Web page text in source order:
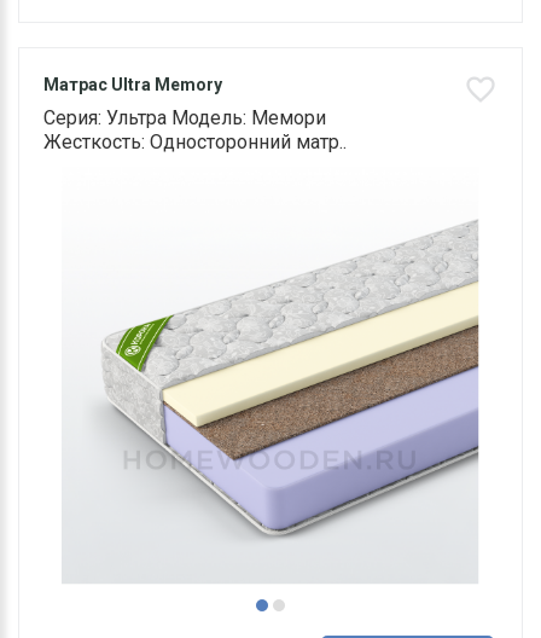
Матрас Ultra Memory
Серия: Ультра Модель: Мемори
Жесткость: Односторонний матр..